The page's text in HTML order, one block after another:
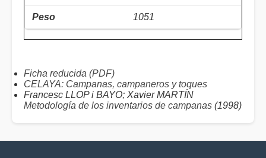
1051
Ficha reducida (PDF)
CELAYA: Campanas, campaneros y toques
Francesc LLOP i BAYO; Xavier MARTÍN
Metodología de los inventarios de campanas (1998)